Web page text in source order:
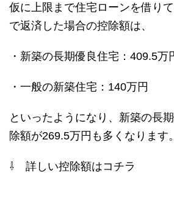
仮に上限まで住宅ローンを借り
で返済した場合の控除額は、
・新築の長期優良住宅：409.5万
・一般の新築住宅：140万円
といったようになり、新築の長
除額が269.5万円も多くなります
⇩ 詳しい控除額はコチラ